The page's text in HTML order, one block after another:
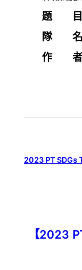
題 目
隊 名
作 者：
2023 PT SDGs
【2023